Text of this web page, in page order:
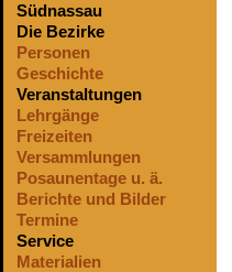
Südnassau
Die Bezirke
Personen
Geschichte
Veranstaltungen
Lehrgänge
Freizeiten
Versammlungen
Posaunentage u. ä.
Berichte und Bilder
Termine
Service
Materialien